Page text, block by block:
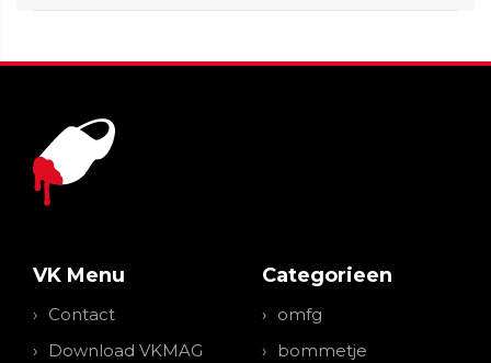
VK Menu
Contact
Download VKMAG
Categorieen
omfg
bommetje